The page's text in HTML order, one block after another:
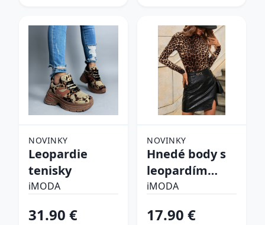
NOVINKY
Leopardie
tenisky
iMODA
31.90 €
NOVINKY
Hnedé body s
leopardím
vzorom
iMODA
17.90 €